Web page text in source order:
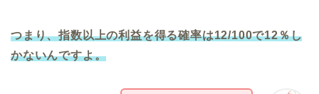
つまり、指数以上の利益を得る確率は12/100で12％し
かないんですよ。